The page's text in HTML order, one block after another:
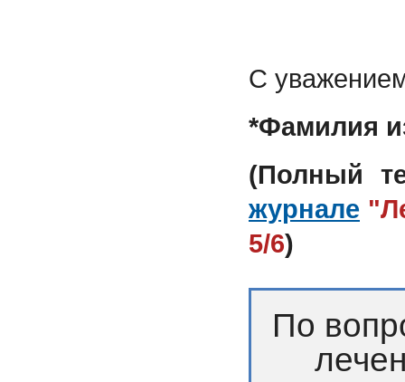
С
*Фамилия
(Полный
журнале
5/6)
По